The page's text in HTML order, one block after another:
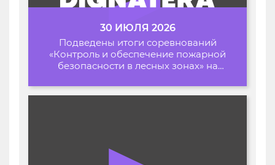
30 ИЮЛЯ 2026
Подведены итоги соревнований
«Контроль и обеспечение пожарной
безопасности в лесных зонах» на